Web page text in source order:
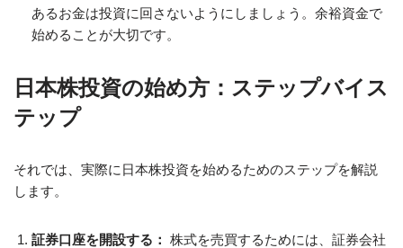
あるお金は投資に回さないようにしましょう。余裕資金で
始めることが大切です。
日本株投資の始め方：ステップバイス
テップ
それでは、実際に日本株投資を始めるためのステップを解説
します。
証券口座を開設する： 株式を売買するためには、証券会社